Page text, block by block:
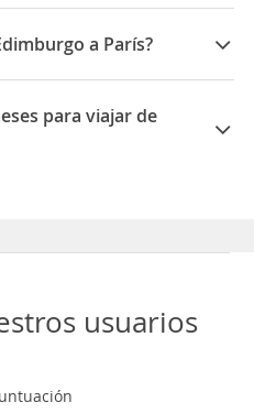
a París son:
a París?
Edimburgo y París
para viajar de
usuarios